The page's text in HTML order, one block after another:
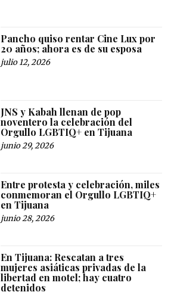
Pancho quiso rentar Cine Lux por
20 años; ahora es de su esposa
julio 12, 2026
JNS y Kabah llenan de pop
noventero la celebración del
Orgullo LGBTIQ+ en Tijuana
junio 29, 2026
Entre protesta y celebración, miles
conmemoran el Orgullo LGBTIQ+
en Tijuana
junio 28, 2026
En Tijuana: Rescatan a tres
mujeres asiáticas privadas de la
libertad en motel; hay cuatro
detenidos